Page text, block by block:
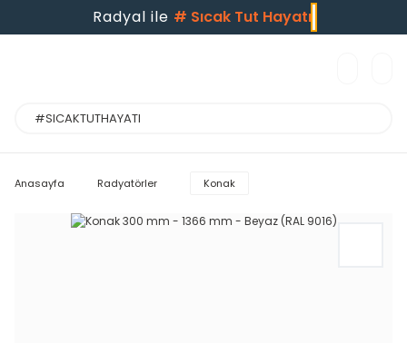
Radyal ile # Sıcak Tut Hayatı
Anasayfa Radyatörler Konak